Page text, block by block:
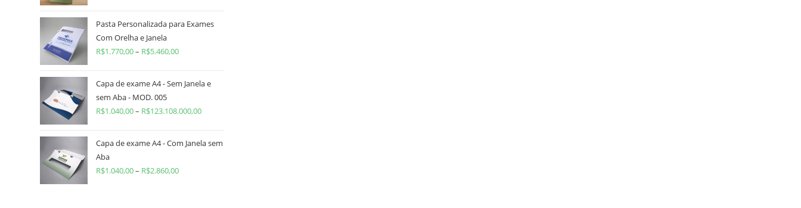
Pasta Personalizada para Exames
Com Orelha e Janela
R$1.770,00– R$5.460,00
Capa de exame A4 - Sem Janela e
sem Aba - MOD. 005
R$1.040,00– R$123.108.000,00
Capa de exame A4 - Com Janela sem
Aba
R$1.040,00– R$2.860,00